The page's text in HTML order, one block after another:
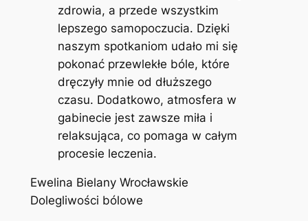
zdrowia, a przede wszystkim
lepszego samopoczucia. Dzięki
naszym spotkaniom udało mi się
pokonać przewlekłe bóle, które
dręczyły mnie od dłuższego
czasu. Dodatkowo, atmosfera w
gabinecie jest zawsze miła i
relaksująca, co pomaga w całym
procesie leczenia.
Ewelina Bielany Wrocławskie
Dolegliwości bólowe